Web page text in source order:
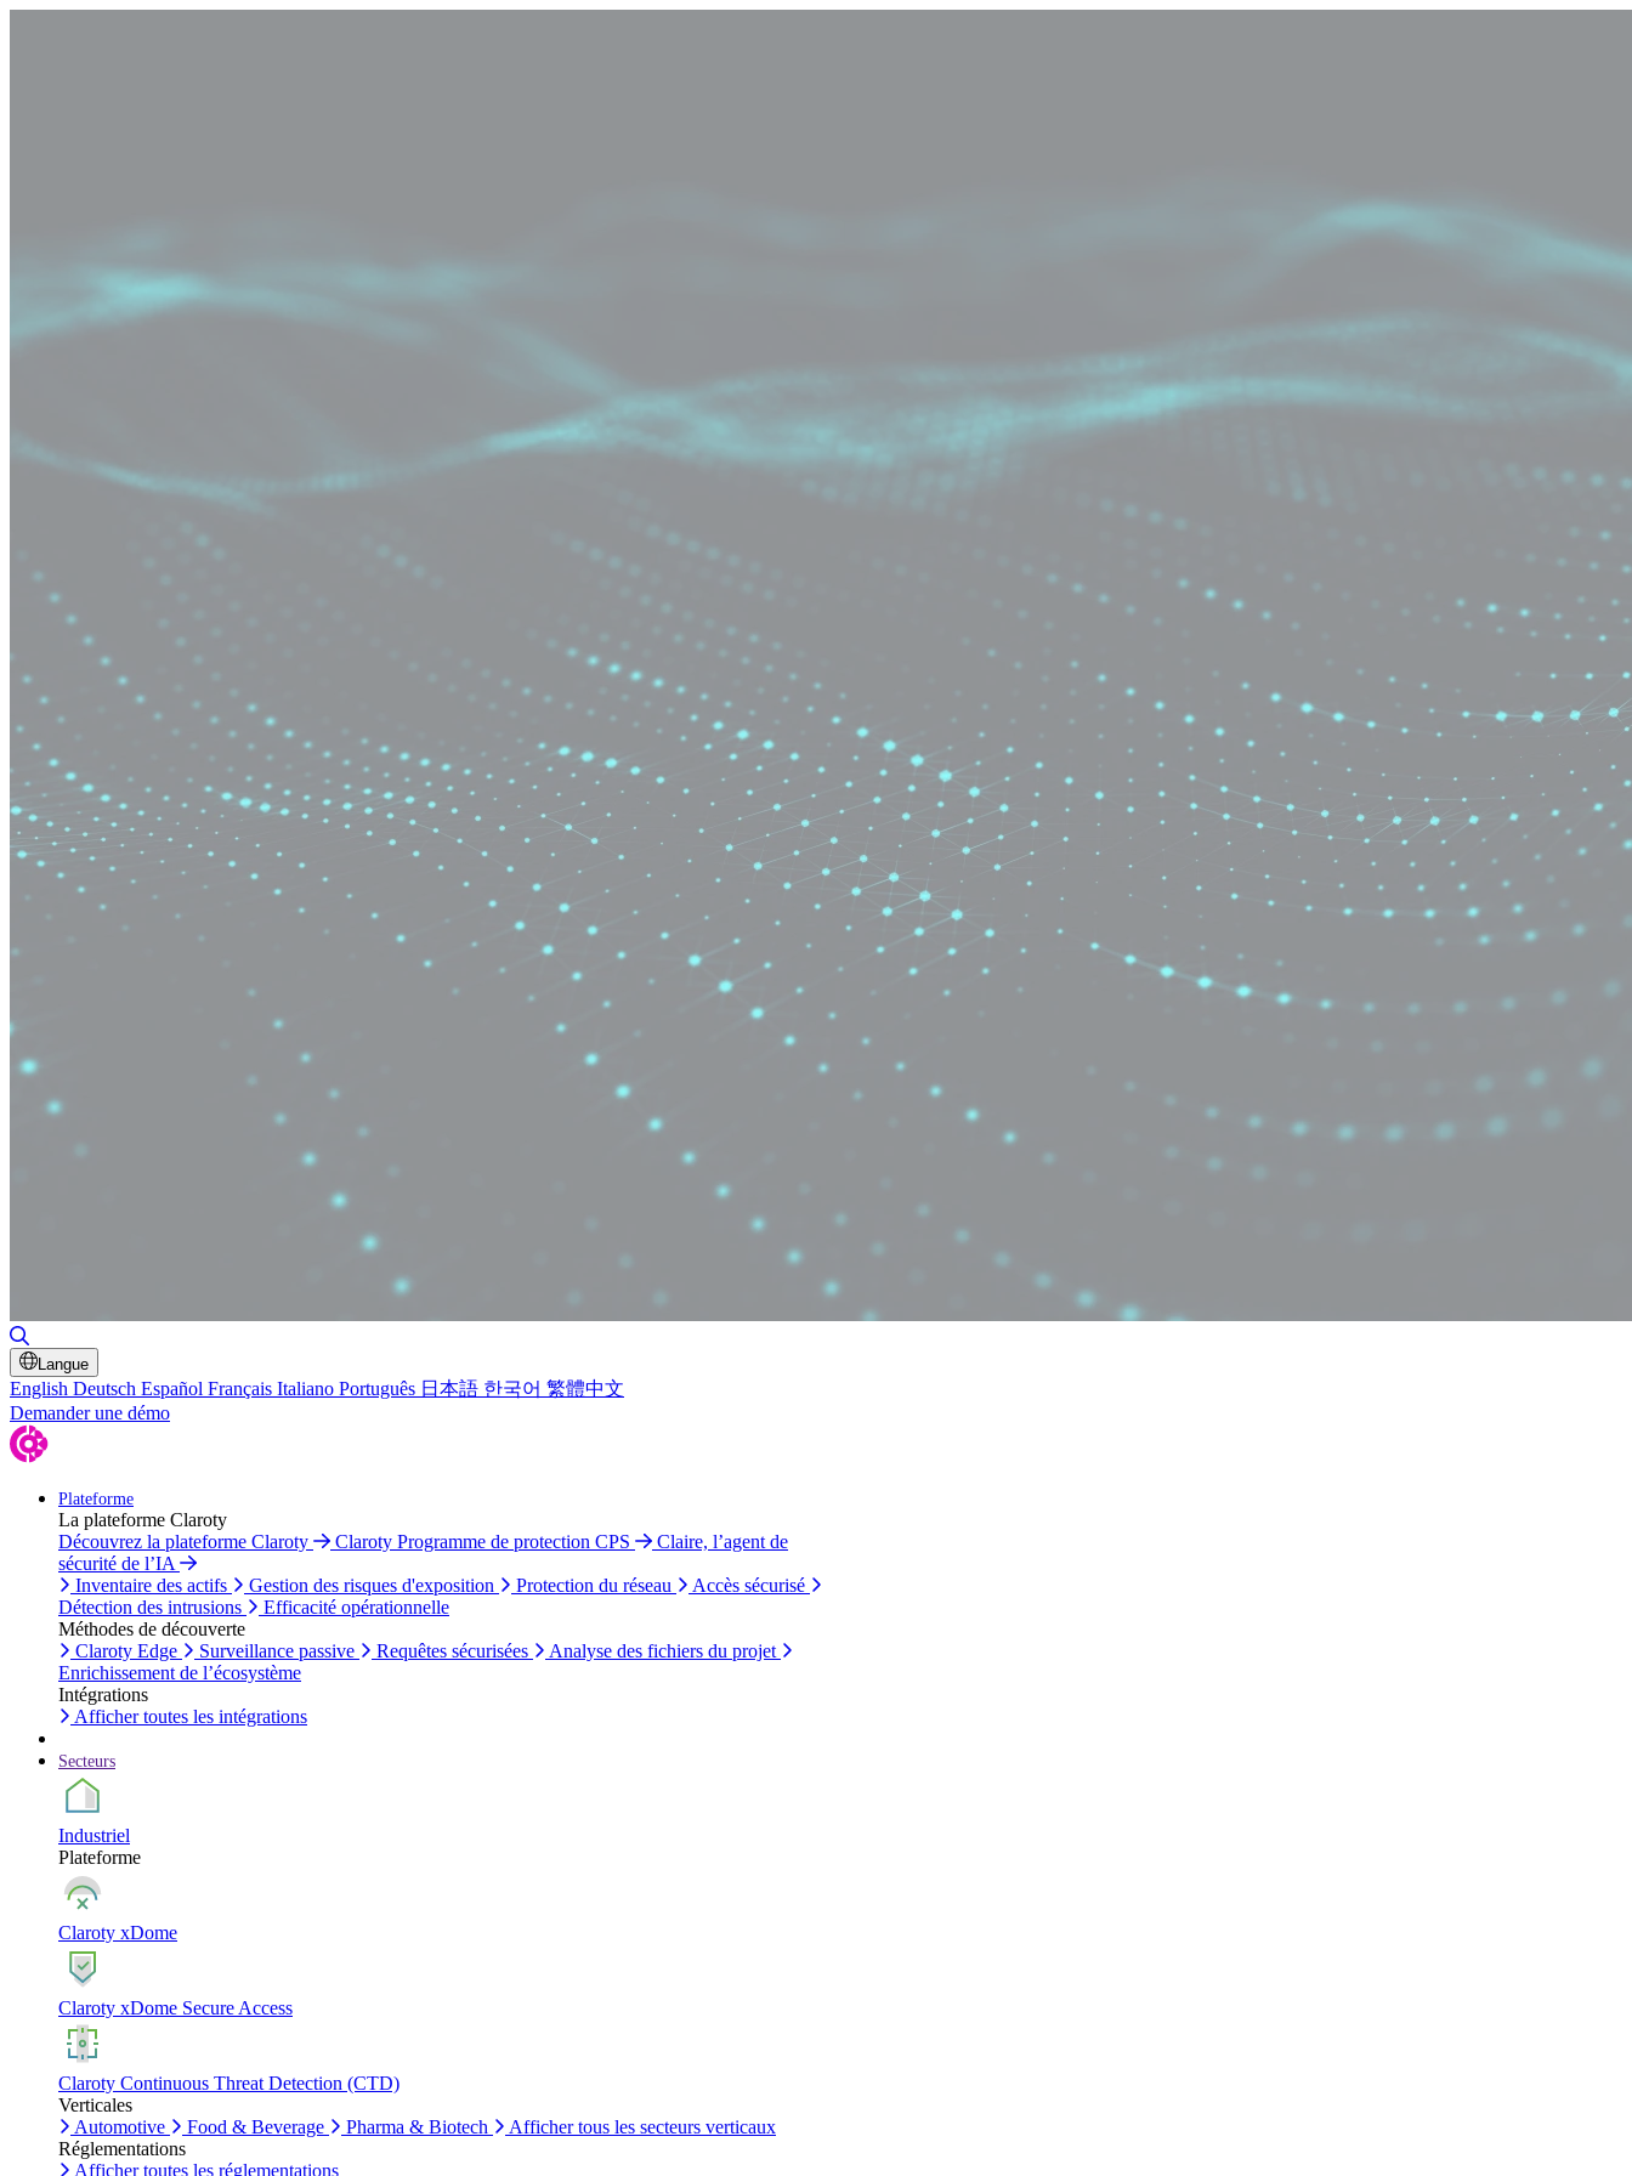
Langue
English Deutsch Español Français Italiano Português 日本語 한국어 繁體中文
Demander une démo
Plateforme
La plateforme Claroty
Découvrez la plateforme Claroty
Claroty Programme de protection CPS
Claire, l’agent de
sécurité de l’IA
Inventaire des actifs
Gestion des risques d'exposition Protection du réseau
Accès sécurisé
Détection des intrusions
Efficacité opérationnelle
Méthodes de découverte
Claroty Edge
Surveillance passive Requêtes sécurisées
Analyse des fichiers du projet
Enrichissement de l’écosystème
Intégrations
Afficher toutes les intégrations
Secteurs
Industriel
Plateforme
Claroty xDome
Claroty xDome Secure Access
Claroty Continuous Threat Detection (CTD)
Verticales
Automotive
Food & Beverage Pharma & Biotech
Afficher tous les secteurs verticaux
Réglementations
Afficher toutes les réglementations